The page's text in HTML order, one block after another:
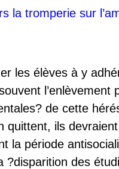
la tromperie sur
les élèves à y
de cette
ils
la période
des